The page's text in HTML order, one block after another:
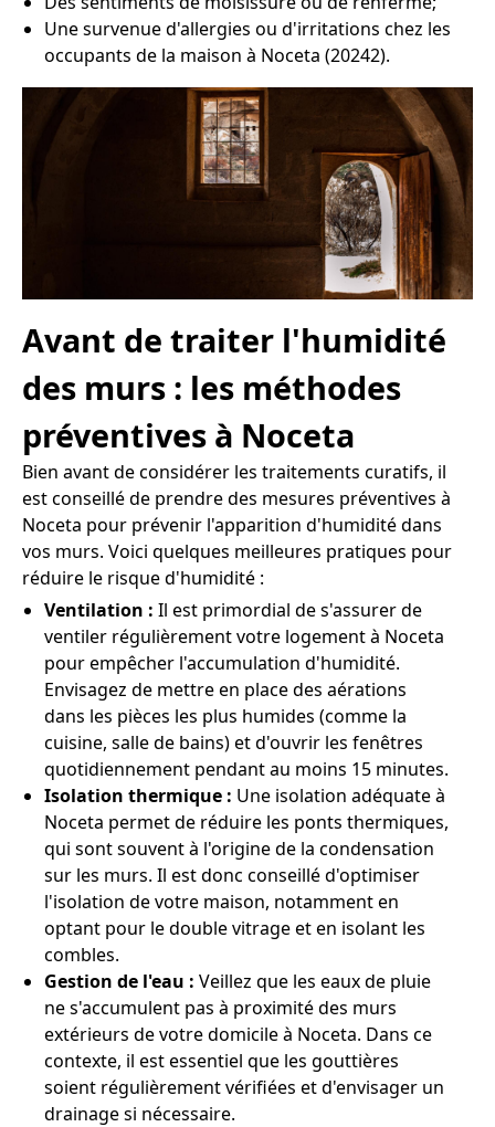
Une survenue d'allergies ou d'irritations chez les
occupants de la maison à Noceta (20242).
Avant de traiter l'humidité
des murs : les méthodes
préventives à Noceta
Bien avant de considérer les traitements curatifs, il
est conseillé de prendre des mesures préventives à
Noceta pour prévenir l'apparition d'humidité dans
vos murs. Voici quelques meilleures pratiques pour
réduire le risque d'humidité :
Ventilation : Il est primordial de s'assurer de
ventiler régulièrement votre logement à Noceta
pour empêcher l'accumulation d'humidité.
Envisagez de mettre en place des aérations
dans les pièces les plus humides (comme la
cuisine, salle de bains) et d'ouvrir les fenêtres
quotidiennement pendant au moins 15 minutes.
Isolation thermique : Une isolation adéquate à
Noceta permet de réduire les ponts thermiques,
qui sont souvent à l'origine de la condensation
sur les murs. Il est donc conseillé d'optimiser
l'isolation de votre maison, notamment en
optant pour le double vitrage et en isolant les
combles.
Gestion de l'eau : Veillez que les eaux de pluie
ne s'accumulent pas à proximité des murs
extérieurs de votre domicile à Noceta. Dans ce
contexte, il est essentiel que les gouttières
soient régulièrement vérifiées et d'envisager un
drainage si nécessaire.